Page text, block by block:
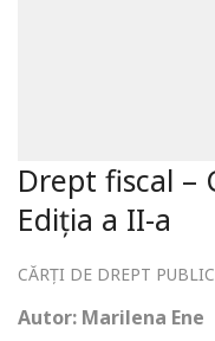
Drept fiscal –
Ediția a II-a
CĂRȚI DE DREPT
Autor: Marilena Ene